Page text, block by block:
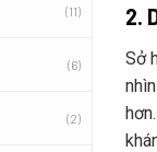
(11)
(6)
(2)
2.
Sở